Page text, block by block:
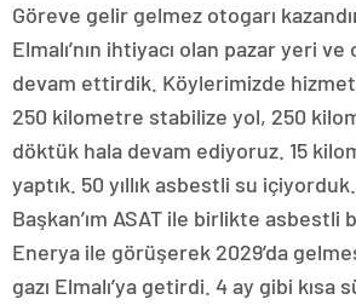
Göreve gelir gelmez otogarı
Elmalı’nın ihtiyacı olan pazar yeri
devam ettirdik. Köylerimizde
250 kilometre stabilize yol, 250
döktük hala devam ediyoruz. 15
yaptık. 50 yıllık asbestli su
Başkan’ım ASAT ile birlikte asbestli
Enerya ile görüşerek 2029’da
gazı Elmalı’ya getirdi. 4 ay gibi kısa